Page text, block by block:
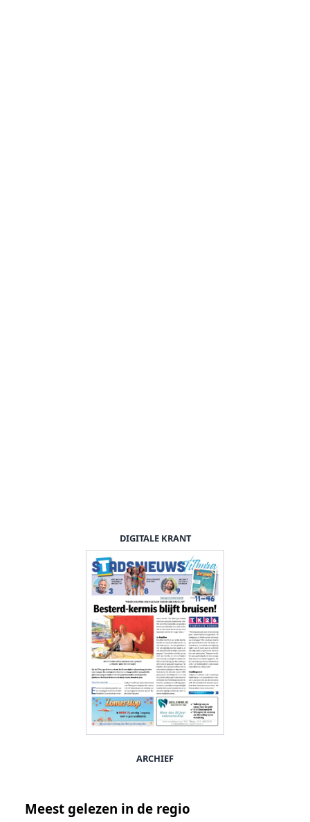
DIGITALE KRANT
ARCHIEF
Meest gelezen in de regio